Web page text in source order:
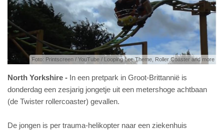
Foto: Printscreen / YouTube / Looping Lee Theme, Roller Coaster and more
North Yorkshire
In een pretpark in Groot-Brittannië is
donderdag een zesjarig jongetje uit een metershoge achtbaan
(de Twister rollercoaster) gevallen.
De jongen is per trauma-helikopter naar een ziekenhuis